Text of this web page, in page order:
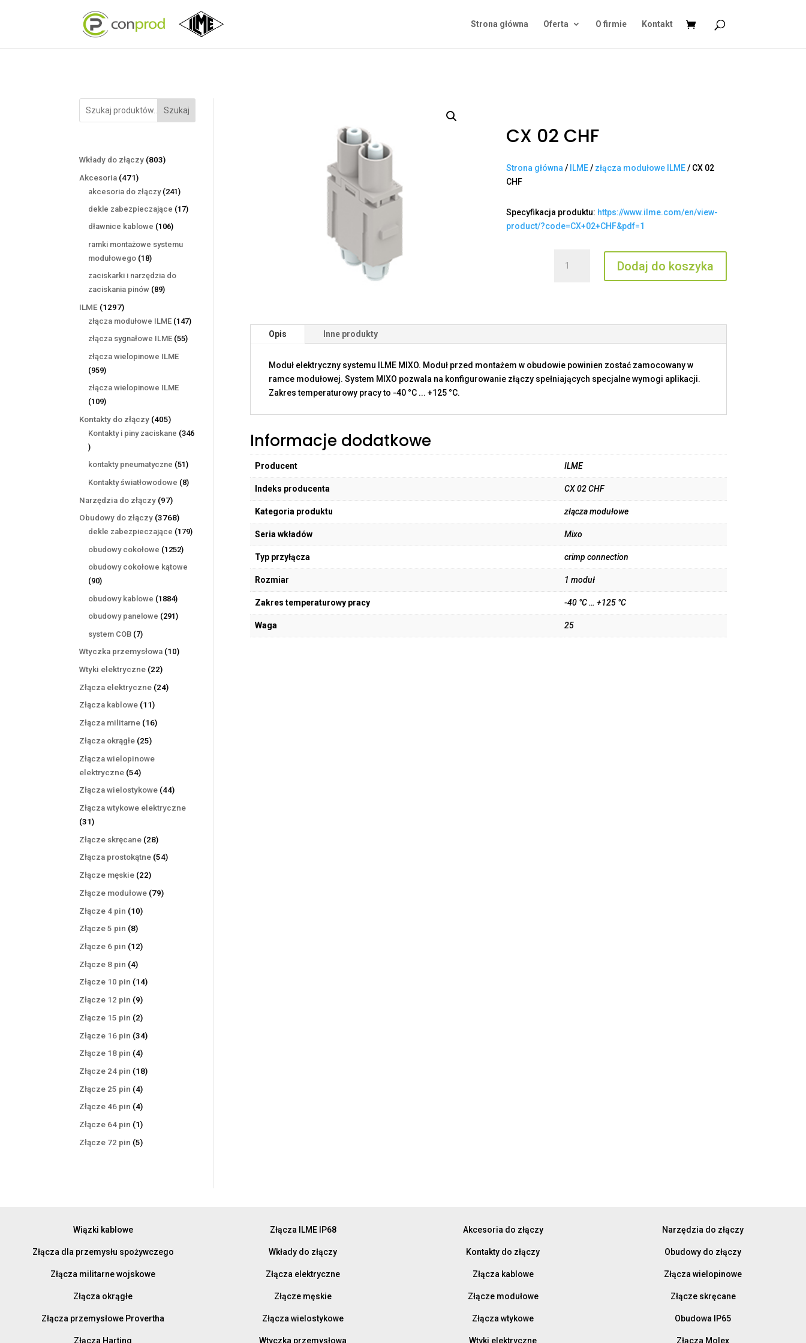
Strona główna Oferta O firmie Kontakt
Szukaj
Wkłady do złączy 803803
Akcesoria 471471
produktów
akcesoria do złączy 241241
produktów
dekle zabezpieczające 1717
dławnice kablowe 106106
ramki montażowe systemu
modułowego 1818
produktów
zaciskarki i narzędzia do
zaciskania pinów 8989
ILME 12971297
produktów
złącza modułowe ILME 147147
złącza sygnałowe ILME 5555
złącza wielopinowe ILME
959959
produktów
złącza wielopinowe ILME
109109
produktów
Kontakty do złączy 405405
produktów
Kontakty i piny zaciskane 346
346
produktów
kontakty pneumatyczne 5151
produktów
Kontakty światłowodowe 88
Narzędzia do złączy 9797
produktów
Obudowy do złączy 37683768
produktów
dekle zabezpieczające 179179
obudowy cokołowe 12521252
obudowy cokołowe kątowe
9090
produktów
obudowy kablowe 18841884
produkty
obudowy panelowe 291291
system COB 77
produktów
Wtyczka przemysłowa 1010
Wtyki elektryczne 2222
produkty
Złącza elektryczne 2424
Złącza kablowe 1111
produktów
Złącza militarne 1616
Złącza okrągłe 2525
Złącza wielopinowe
elektryczne 5454
produkty
Złącza wielostykowe 4444
Złącza wtykowe elektryczne
3131
produktów
Złącze skręcane 2828
produktów
Złącza prostokątne 5454
Złącze męskie 2222
produkty
Złącze modułowe 7979
Złącze 4 pin 1010
Złącze 5 pin 88
produktów
Złącze 6 pin 1212
Złącze 8 pin 44
produkty
Złącze 10 pin 1414
Złącze 12 pin 99
produktów
Złącze 15 pin 22
produkty
Złącze 16 pin 3434
Złącze 18 pin 44
produkty
Złącze 24 pin 1818
Złącze 25 pin 44
produkty
Złącze 46 pin 44
produkty
Złącze 64 pin 11
produkt
Złącze 72 pin 55
CX 02 CHF
Strona główna/ ILME/ złącza modułowe ILME/ CX 02
CHF
Specyfikacja produktu: https://www.ilme.com/en/view-
product/?code=CX+02+CHF&pdf=1
Dodaj do koszyka
Opis Inne produkty
Moduł elektryczny systemu ILME MIXO. Moduł przed montażem w obudowie powinien zostać zamocowany w
ramce modułowej. System MIXO pozwala na konfigurowanie złączy spełniających specjalne wymogi aplikacji.
Zakres temperaturowy pracy to -40 °C ... +125 °C.
Informacje dodatkowe
Producent ILME
Indeks producenta CX 02 CHF
Kategoria produktu złącza modułowe
Seria wkładów Mixo
Typ przyłącza crimp connection
Rozmiar 1 moduł
Zakres temperaturowy pracy -40 °C … +125 °C
Waga 25
Wiązki kablowe
Złącza dla przemysłu spożywczego
Złącza militarne wojskowe
Złącza okrągłe
Złącza przemysłowe Provertha
Złącza Harting
Złącza ILME IP68
Wkłady do złączy
Złącza elektryczne
Złącze męskie
Złącza wielostykowe
Wtyczka przemysłowa
Akcesoria do złączy
Kontakty do złączy
Złącza kablowe
Złącze modułowe
Złącza wtykowe
Wtyki elektryczne
Narzędzia do złączy
Obudowy do złączy
Złącza wielopinowe
Złącze skręcane
Obudowa IP65
Złącza Molex